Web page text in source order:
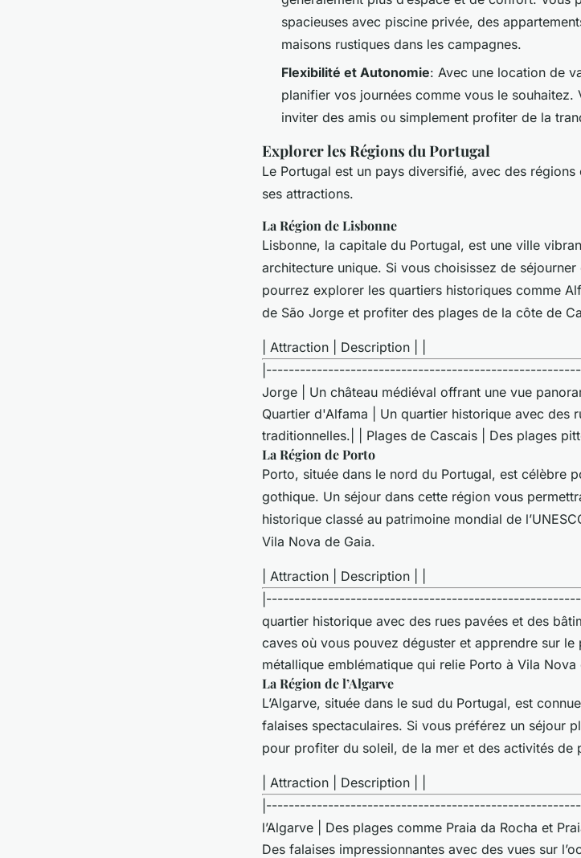
spacieuses avec piscine privée, des
maisons rustiques dans les campagnes.
Flexibilité et Autonomie: Avec une location de
planifier vos journées comme vous le
inviter des amis ou simplement profiter de la
Explorer les Régions du Portugal
Le Portugal est un pays diversifié, avec des
ses attractions.
La Région de Lisbonne
Lisbonne, la capitale du Portugal, est une ville
architecture unique. Si vous choisissez de
pourrez explorer les quartiers historiques comme
de São Jorge et profiter des plages de la côte de
| Attraction | Description | |
Jorge | Un château médiéval offrant une vue
Quartier d'Alfama | Un quartier historique avec des
traditionnelles.| | Plages de Cascais | Des plages
La Région de Porto
Porto, située dans le nord du Portugal, est célèbre
gothique. Un séjour dans cette région vous
historique classé au patrimoine mondial de
Vila Nova de Gaia.
| Attraction | Description | |
quartier historique avec des rues pavées et des
caves où vous pouvez déguster et apprendre sur
métallique emblématique qui relie Porto à Vila Nova
La Région de l’Algarve
L’Algarve, située dans le sud du Portugal, est
falaises spectaculaires. Si vous préférez un séjour
pour profiter du soleil, de la mer et des activités de
| Attraction | Description | |
l’Algarve | Des plages comme Praia da Rocha et
Des falaises impressionnantes avec des vues sur